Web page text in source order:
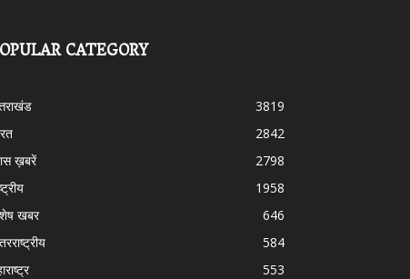
CATEGORY
3819
2842
ख़बरें
2798
1958
खबर
646
584
553